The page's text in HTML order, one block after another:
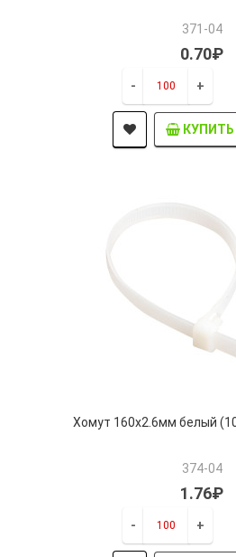
371-04
0.70₽
- +
КУПИТЬ
Хомут 160х2.6мм белый
374-04
1.76₽
- +